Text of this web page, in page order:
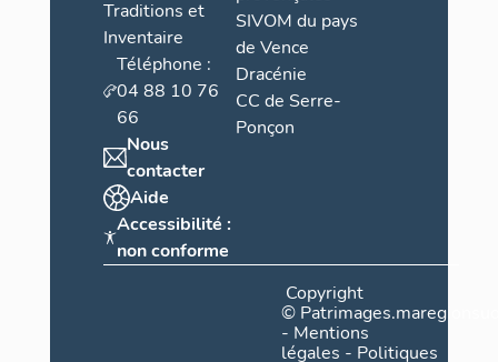
Traditions et
Inventaire
Téléphone :
04 88 10 76
66
Nous
contacter
Aide
Accessibilité :
non conforme
SIVOM du pays
de Vence
Dracénie
CC de Serre-
Ponçon
Copyright
©
- Mentions
légales - Politiques